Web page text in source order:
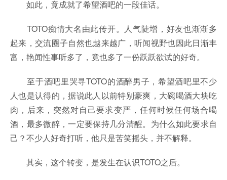
如此，竟成就了希望酒吧的一段佳话。
TOTO痴情大名由此传开。人气陡增，好友也渐渐多
起来，交流圈子自然也越来越广，听闻视野也因此日渐丰
富，艳闻性事听多了，竟也多了一份跃跃欲试的好奇。
至于酒吧里哭寻TOTO的酒醉男子，希望酒吧里不少
人也是认得的，据说此人以前特别豪爽，大碗喝酒大块吃
肉，后来，突然对自己要求变严，任何时候任何场合喝
酒，最多微醉，一定要保持几分清醒。为什么如此要求自
己？不少人好奇打听，他只是苦笑摇头，并不解释。
其实，这个转变，是发生在认识TOTO之后。